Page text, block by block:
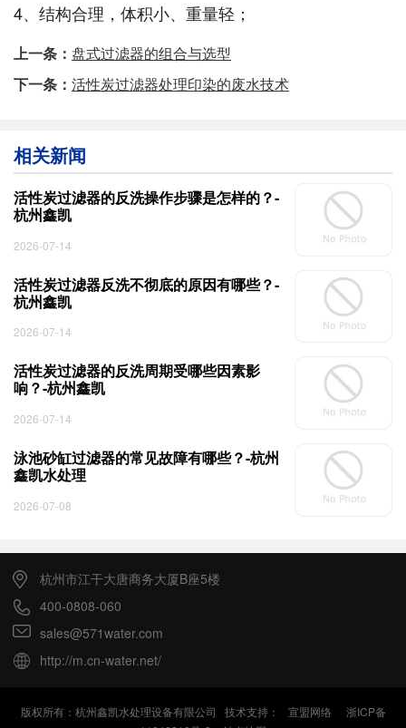
4、结构合理，体积小、重量轻；
上一条： 盘式过滤器的组合与选型
下一条： 活性炭过滤器处理印染的废水技术
相关新闻
活性炭过滤器的反洗操作步骤是怎样的？-
杭州鑫凯
2026-07-14
活性炭过滤器反洗不彻底的原因有哪些？-
杭州鑫凯
2026-07-14
活性炭过滤器的反洗周期受哪些因素影
响？-杭州鑫凯
2026-07-14
泳池砂缸过滤器的常见故障有哪些？-杭州
鑫凯水处理
2026-07-08
杭州市江干大唐商务大厦B座5楼
400-0808-060
sales@571water.com
http://m.cn-water.net/
版权所有：杭州鑫凯水处理设备有限公司 技术支持： 宣盟网络
浙ICP备